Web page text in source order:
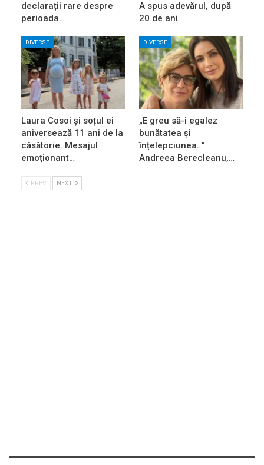
declarații rare despre
perioada…
A spus adevărul, după
20 de ani
DIVERSE
Laura Cosoi și soțul ei
aniversează 11 ani de la
căsătorie. Mesajul
emoționant…
DIVERSE
„E greu să-i egalez
bunătatea și
înțelepciunea…”
Andreea Berecleanu,…
PREV NEXT